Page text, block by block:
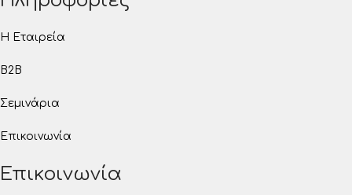
Η Εταιρεία
B2B
Σεμινάρια
Επικοινωνία
Επικοινωνία